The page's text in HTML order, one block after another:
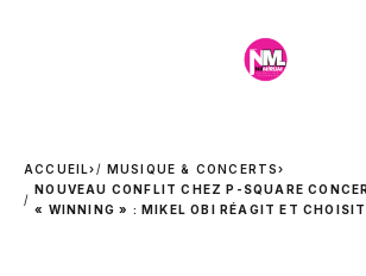
ACCUEIL› MUSIQUE & CONCERTS›
NOUVEAU CONFLIT CHEZ P-SQUARE
« WINNING » : MIKEL OBI RÉAGIT ET